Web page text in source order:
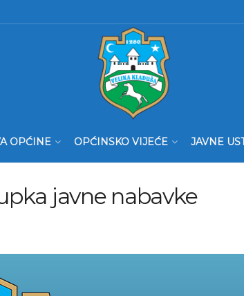
OPĆINE OPĆINSKO VIJEĆE JAVNE
javne nabavke